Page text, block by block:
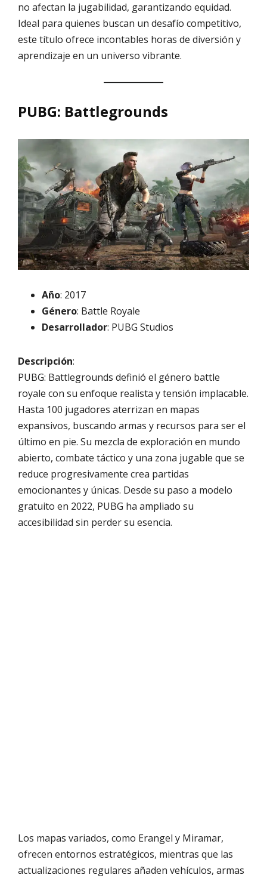
no afectan la jugabilidad, garantizando equidad.
Ideal para quienes buscan un desafío competitivo,
este título ofrece incontables horas de diversión y
aprendizaje en un universo vibrante.
PUBG: Battlegrounds
Año: 2017
Género: Battle Royale
Desarrollador: PUBG Studios
Descripción:
PUBG: Battlegrounds definió el género battle
royale con su enfoque realista y tensión implacable.
Hasta 100 jugadores aterrizan en mapas
expansivos, buscando armas y recursos para ser el
último en pie. Su mezcla de exploración en mundo
abierto, combate táctico y una zona jugable que se
reduce progresivamente crea partidas
emocionantes y únicas. Desde su paso a modelo
gratuito en 2022, PUBG ha ampliado su
accesibilidad sin perder su esencia.
Los mapas variados, como Erangel y Miramar,
ofrecen entornos estratégicos, mientras que las
actualizaciones regulares añaden vehículos, armas